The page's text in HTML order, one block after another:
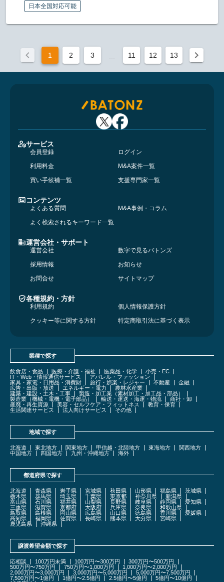
日本全国対応可能
1 2 3 11 12 13
サービス
会員登録
ログイン
利用料金
M&A案件一覧
買い手候補一覧
支援専門家一覧
コンテンツ
よくある質問
M&A事例・コラム
よく検索されるキーワード一覧
運営会社・サポート
運営会社
数字で見るバトンズ
採用情報
お知らせ
お問合せ
サイトマップ
各種規約・方針
利用規約
個人情報保護方針
クッキー等に関する方針
特定商取引法に基づく表示
業種で探す
飲食店・食品 医療・介護・福祉 医薬品・化学
小売・EC
IT・Web・情報通信サービス
アパレル・ファッション
家具・家電・日用品・消費財
旅行・娯楽・レジャー 不動産
金融
広告・出版・放送
エネルギー・電力
農林水産業
建築・建設・土木・工事
製造・加工業（素材加工・加工品・部品）
製造業（機械・電機・電子部品）
輸送・運送・海運・物流
商社・卸
産廃・再生資源
美容・セルフケア・フィットネス
教育・保育
生活関連サービス
法人向けサービス その他
地域で探す
北海道 東北地方 関東地方 甲信越・北陸地方 東海地方
関西地方
中国地方
四国地方 九州・沖縄地方 海外
都道府県で探す
北海道 青森県 岩手県 宮城県 秋田県 山形県 福島県
茨城県
栃木県
群馬県 埼玉県 千葉県 東京都 神奈川県
新潟県
富山県
石川県 福井県 山梨県 長野県 岐阜県 静岡県
愛知県
三重県
滋賀県 京都府 大阪府 兵庫県 奈良県
和歌山県
鳥取県
島根県 岡山県 広島県 山口県 徳島県 香川県
愛媛県
高知県
福岡県 佐賀県 長崎県 熊本県 大分県
宮崎県
鹿児島県
沖縄県
譲渡希望金額で探す
応相談 100万円未満 100万円〜300万円
300万円〜500万円
500万円〜750万円
750万円〜1,000万円
1,000万円〜2,000万円
2,000万円〜3,000万円
3,000万円〜5,000万円
5,000万円〜7,500万円
7,500万円〜1億円
1億円〜2.5億円 2.5億円〜5億円
5億円〜10億円